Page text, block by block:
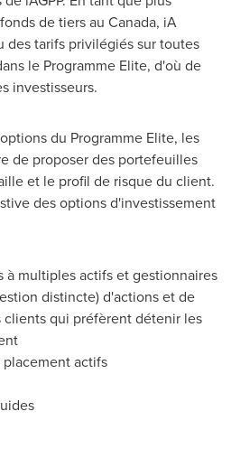
de tiers au Canada, iA
des tarifs privilégiés sur toutes
le Programme Elite, d'où de
investisseurs.
du Programme Elite, les
de proposer des portefeuilles
et le profil de risque du client.
des options d'investissement
à multiples actifs et gestionnaires
distincte) d'actions et de
clients qui préfèrent détenir les
actifs